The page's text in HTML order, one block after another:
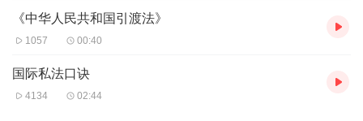
《中华人民共和国引渡法》
1057 00:40
国际私法口诀
4134 02:44